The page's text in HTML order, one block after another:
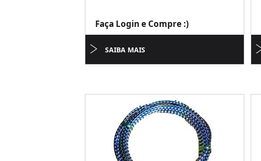
Faça Login e Compre :)
SAIBA MAIS